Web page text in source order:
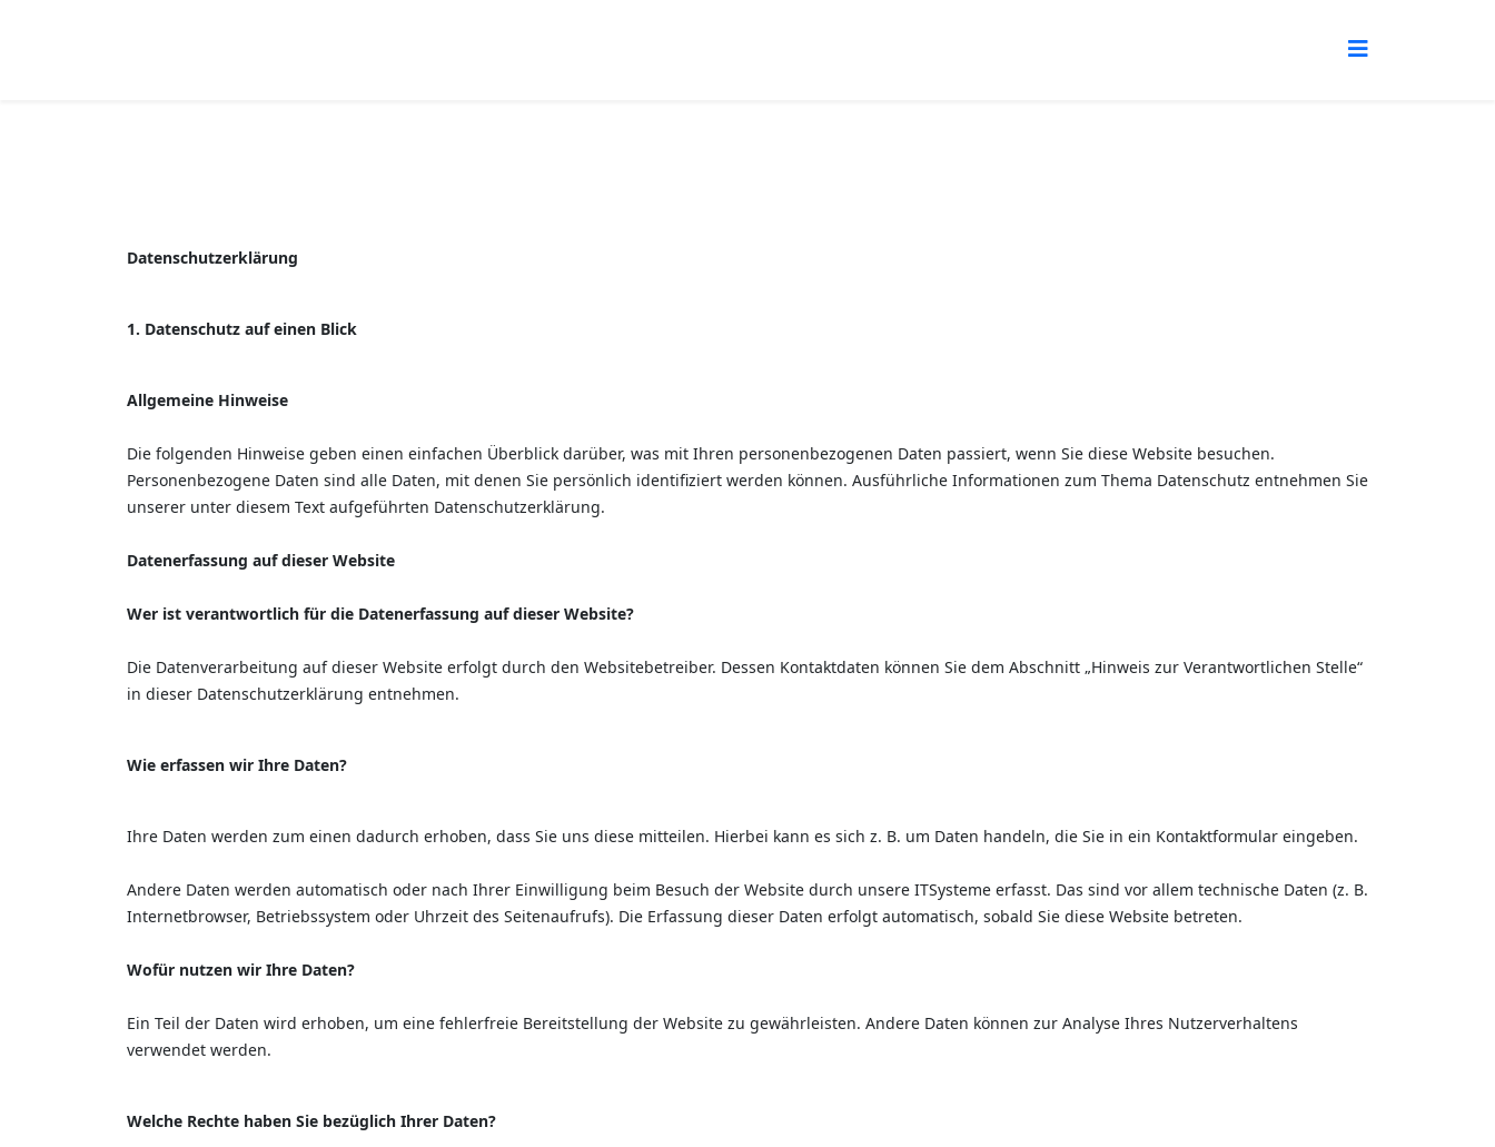
Datenschutzerklärung
1. Datenschutz auf einen Blick
Allgemeine Hinweise
Die folgenden Hinweise geben einen einfachen Überblick darüber, was mit Ihren personenbezogenen Daten passiert, wenn Sie diese Website besuchen.
Personenbezogene Daten sind alle Daten, mit denen Sie persönlich identifiziert werden können. Ausführliche Informationen zum Thema Datenschutz entnehmen Sie
unserer unter diesem Text aufgeführten Datenschutzerklärung.
Datenerfassung auf dieser Website
Wer ist verantwortlich für die Datenerfassung auf dieser Website?
Die Datenverarbeitung auf dieser Website erfolgt durch den Websitebetreiber. Dessen Kontaktdaten können Sie dem Abschnitt „Hinweis zur Verantwortlichen Stelle“
in dieser Datenschutzerklärung entnehmen.
Wie erfassen wir Ihre Daten?
Ihre Daten werden zum einen dadurch erhoben, dass Sie uns diese mitteilen. Hierbei kann es sich z. B. um Daten handeln, die Sie in ein Kontaktformular eingeben.
Andere Daten werden automatisch oder nach Ihrer Einwilligung beim Besuch der Website durch unsere ITSysteme erfasst. Das sind vor allem technische Daten (z. B.
Internetbrowser, Betriebssystem oder Uhrzeit des Seitenaufrufs). Die Erfassung dieser Daten erfolgt automatisch, sobald Sie diese Website betreten.
Wofür nutzen wir Ihre Daten?
Ein Teil der Daten wird erhoben, um eine fehlerfreie Bereitstellung der Website zu gewährleisten. Andere Daten können zur Analyse Ihres Nutzerverhaltens
verwendet werden.
Welche Rechte haben Sie bezüglich Ihrer Daten?